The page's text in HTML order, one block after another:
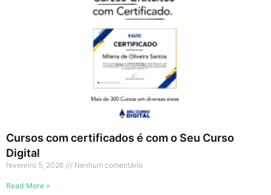
Cursos com certificados é com o Seu Curso
Digital
fevereiro 5, 2026 Nenhum comentário
Read More »